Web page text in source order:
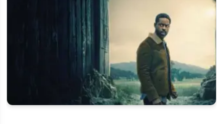
Когда выйдет 2 сезон «Трёшки» и будет ли продолжение на
СТС